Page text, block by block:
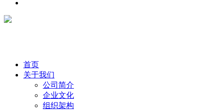
首页
关于我们
公司简介
企业文化
组织架构